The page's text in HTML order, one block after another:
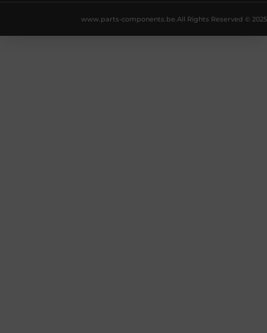
All Rights Reserved © 2025
www.parts-components.be.